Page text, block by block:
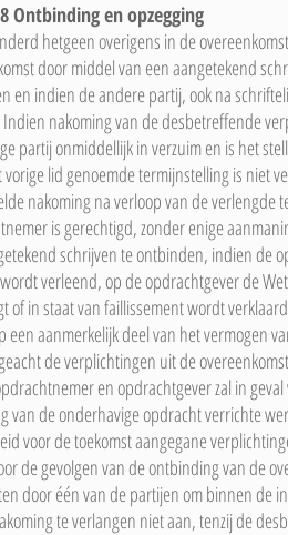
Ontbinding en opzegging
hetgeen overigens in de
door middel van een aangetekend
en indien de andere partij, ook na
nakoming van de desbetreffende
partij onmiddellijk in verzuim en is het
vorige lid genoemde termijnstelling is niet
nakoming na verloop van de verlengde
is gerechtigd, zonder enige
schrijven te ontbinden, indien de
verleend, op de opdrachtgever de
of in staat van faillissement wordt
een aanmerkelijk deel van het vermogen
de verplichtingen uit de
en opdrachtgever zal in
van de onderhavige opdracht verrichte
voor de toekomst aangegane
de gevolgen van de ontbinding van de
door één van de partijen om binnen de
te verlangen niet aan, tenzij de